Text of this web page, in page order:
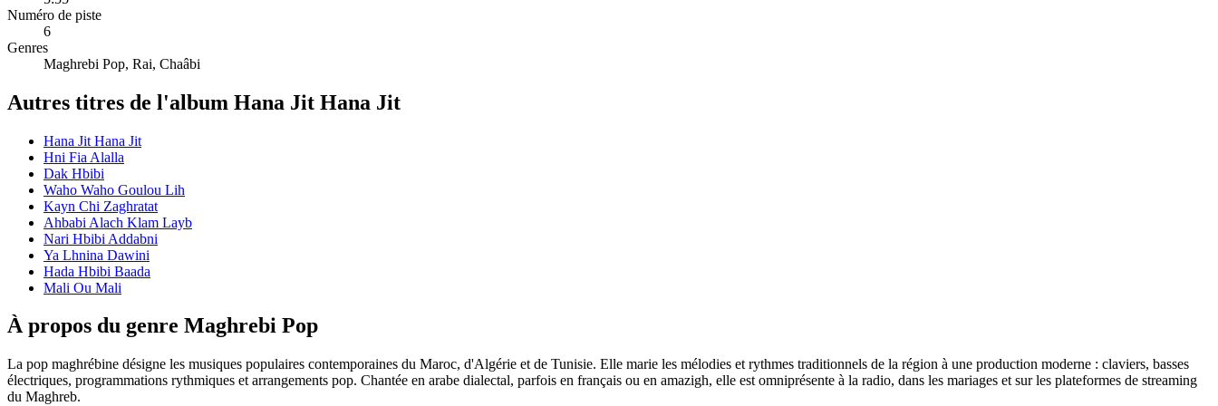
Numéro de piste
6
Genres
Maghrebi Pop, Rai, Chaâbi
Autres titres de l'album Hana Jit Hana Jit
Hana Jit Hana Jit
Hni Fia Alalla
Dak Hbibi
Waho Waho Goulou Lih
Kayn Chi Zaghratat
Ahbabi Alach Klam Layb
Nari Hbibi Addabni
Ya Lhnina Dawini
Hada Hbibi Baada
Mali Ou Mali
À propos du genre Maghrebi Pop
La pop maghrébine désigne les musiques populaires contemporaines du Maroc, d'Algérie et de Tunisie. Elle marie les mélodies et rythmes traditionnels de la région à une production moderne : claviers, basses
électriques, programmations rythmiques et arrangements pop. Chantée en arabe dialectal, parfois en français ou en amazigh, elle est omniprésente à la radio, dans les mariages et sur les plateformes de streaming
du Maghreb.